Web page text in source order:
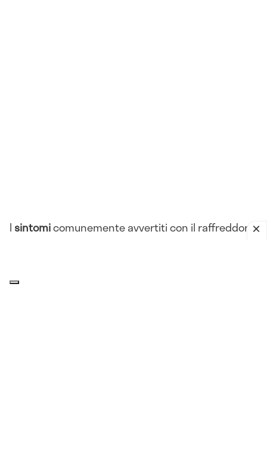
I sintomicomunemente avvertiti con il raffreddore